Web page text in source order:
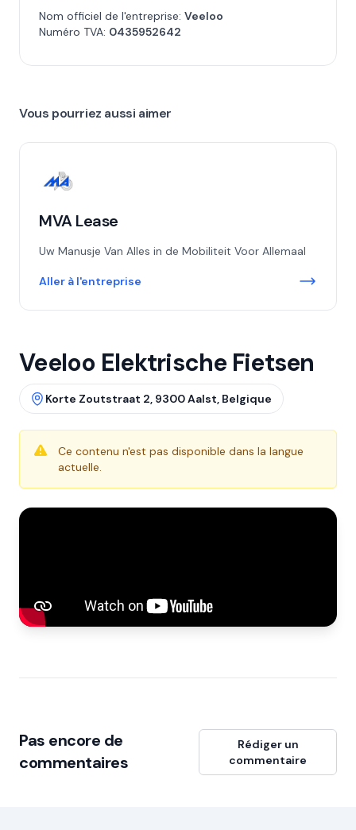
Nom officiel de l'entreprise: Veeloo
Numéro TVA: 0435952642
Vous pourriez aussi aimer
MVA Lease
Uw Manusje Van Alles in de Mobiliteit Voor Allemaal
Aller à l'entreprise
Veeloo Elektrische Fietsen
Korte Zoutstraat 2, 9300 Aalst, Belgique
Ce contenu n'est pas disponible dans la langue
actuelle.
Pas encore de
commentaires
Rédiger un
commentaire